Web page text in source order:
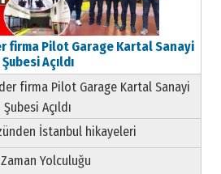
firma Pilot Garage Kartal Sanayi
Şubesi Açıldı
firma Pilot Garage Kartal Sanayi
Şubesi Açıldı
İstanbul hikayeleri
Yolculuğu